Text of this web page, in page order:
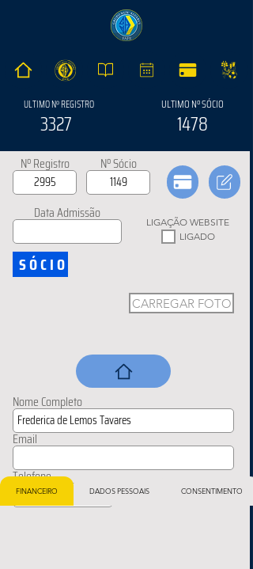
ULTIMO Nº REGISTRO
3327
ULTIMO Nº SÓCIO
1478
Nº Registro Nº Sócio
Data Admissão
LIGAÇÃO WEBSITE
LIGADO
SÓCIO
CARREGAR FOTO
Nome Completo
Email
Telefone
FINANCEIRO DADOS PESSOAIS CONSENTIMENTO